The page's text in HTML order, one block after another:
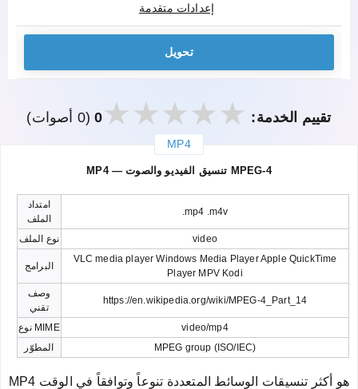
إعدادات متقدمة
تحويل
تقييم الخدمة: 0(0 أصوات)
MP4
MP4 — تنسيق الفيديو والصوت MPEG-4
امتداد
الملف
.mp4 .m4v
نوع الملف video
البرامج
VLC media player Windows Media Player Apple QuickTime
Player MPV Kodi
وصف
تقني
https://en.wikipedia.org/wiki/MPEG-4_Part_14
نوع MIME
video/mp4
المطوّر
MPEG group (ISO/IEC)
MP4 هو أكثر تنسيقات الوسائط المتعددة تنوعاً وتوافقاً في الوقت